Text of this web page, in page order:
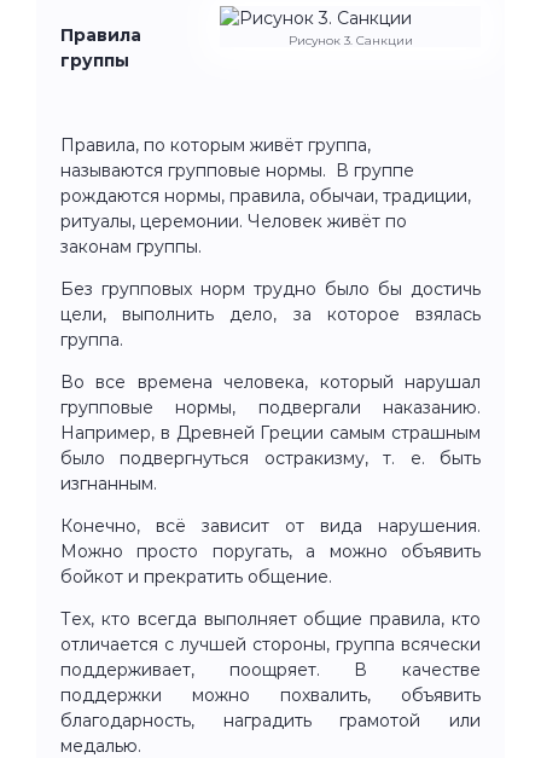
Рисунок 3. Санкции
Правила
группы
Правила, по которым живёт группа,
называются групповые нормы. В группе
рождаются нормы, правила, обычаи, традиции,
ритуалы, церемонии. Человек живёт по
законам группы.
Без групповых норм трудно было бы достичь
цели, выполнить дело, за которое взялась
группа.
Во все времена человека, который нарушал
групповые нормы, подвергали наказанию.
Например, в Древней Греции самым страшным
было подвергнуться остракизму, т. е. быть
изгнанным.
Конечно, всё зависит от вида нарушения.
Можно просто поругать, а можно объявить
бойкот и прекратить общение.
Тех, кто всегда выполняет общие правила, кто
отличается с лучшей стороны, группа всячески
поддерживает, поощряет. В качестве
поддержки можно похвалить, объявить
благодарность, наградить грамотой или
медалью.